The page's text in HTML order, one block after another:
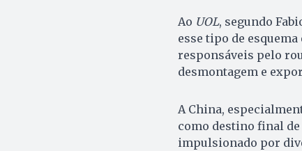
Ao UOL, segundo
esse tipo de
responsáveis pelo
desmontagem e
A China,
como destino final
impulsionado por